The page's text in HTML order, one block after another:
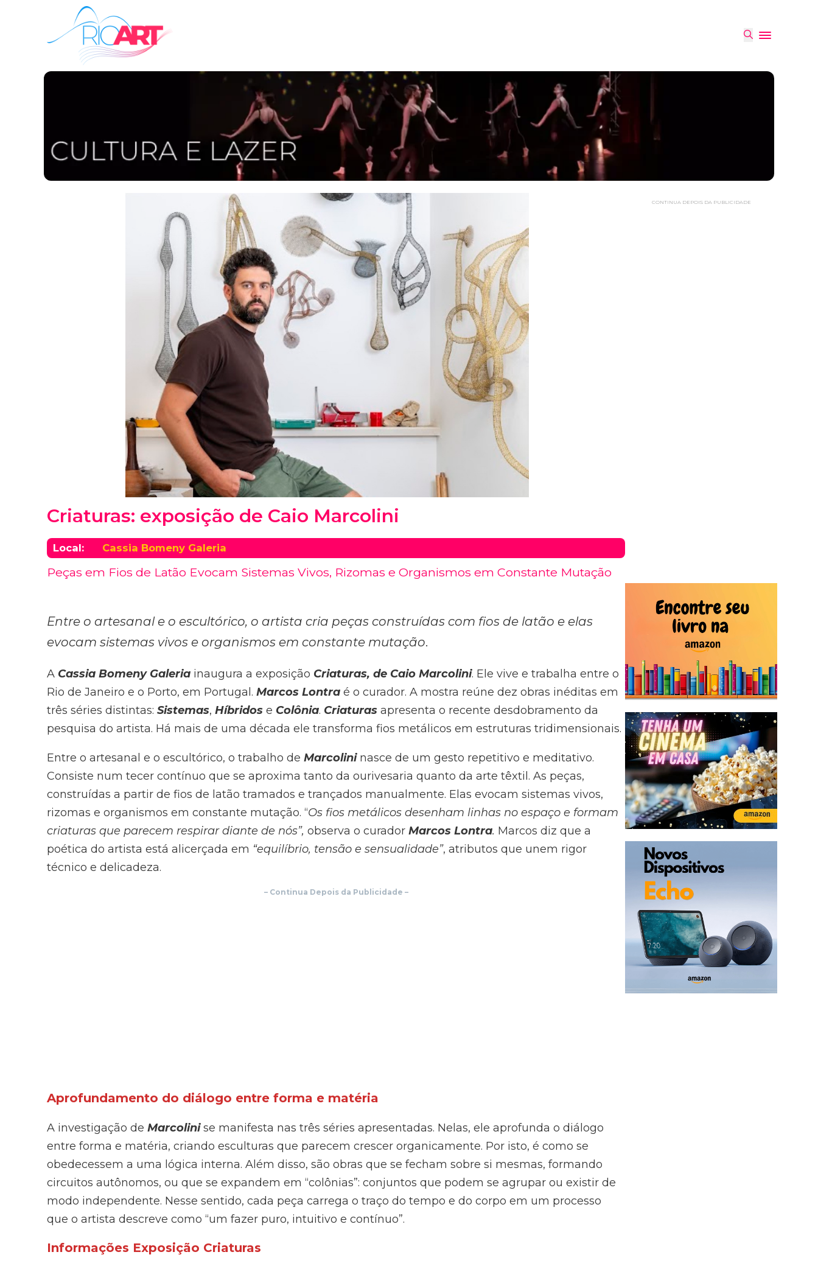
Criaturas: exposição de Caio Marcolini
Local: Cassia Bomeny Galeria
Peças em Fios de Latão Evocam Sistemas Vivos, Rizomas e Organismos em Constante Mutação
Entre o artesanal e o escultórico, o artista cria peças construídas com fios de latão e elas
evocam sistemas vivos e organismos em constante mutação.
A Cassia Bomeny Galeria inaugura a exposição Criaturas, de Caio Marcolini. Ele vive e trabalha entre o
Rio de Janeiro e o Porto, em Portugal. Marcos Lontra é o curador. A mostra reúne dez obras inéditas em
três séries distintas: Sistemas, Híbridos e Colônia. Criaturas apresenta o recente desdobramento da
pesquisa do artista. Há mais de uma década ele transforma fios metálicos em estruturas tridimensionais.
Entre o artesanal e o escultórico, o trabalho de Marcolini nasce de um gesto repetitivo e meditativo.
Consiste num tecer contínuo que se aproxima tanto da ourivesaria quanto da arte têxtil. As peças,
construídas a partir de fios de latão tramados e trançados manualmente. Elas evocam sistemas vivos,
rizomas e organismos em constante mutação. “Os fios metálicos desenham linhas no espaço e formam
criaturas que parecem respirar diante de nós”, observa o curador Marcos Lontra. Marcos diz que a
poética do artista está alicerçada em “equilíbrio, tensão e sensualidade”, atributos que unem rigor
técnico e delicadeza.
– Continua Depois da Publicidade –
Aprofundamento do diálogo entre forma e matéria
A investigação de Marcolini se manifesta nas três séries apresentadas. Nelas, ele aprofunda o diálogo
entre forma e matéria, criando esculturas que parecem crescer organicamente. Por isto, é como se
obedecessem a uma lógica interna. Além disso, são obras que se fecham sobre si mesmas, formando
circuitos autônomos, ou que se expandem em “colônias”: conjuntos que podem se agrupar ou existir de
modo independente. Nesse sentido, cada peça carrega o traço do tempo e do corpo em um processo
que o artista descreve como “um fazer puro, intuitivo e contínuo”.
Informações Exposição Criaturas
CONTINUA DEPOIS DA PUBLICIDADE